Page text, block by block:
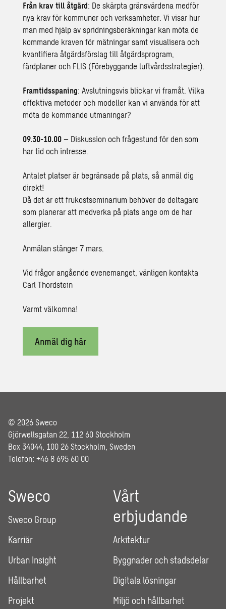
Från krav till åtgärd: De skärpta gränsvärdena medför
nya krav för kommuner och verksamheter. Vi visar hur
man med hjälp av spridningsberäkningar kan möta de
kommande kraven för mätningar samt visualisera och
kvantifiera åtgärdsförslag till åtgärdsprogram,
färdplaner och FLIS (Förebyggande luftvårdsstrategier).
Framtidsspaning: Avslutningsvis blickar vi framåt. Vilka
effektiva metoder och modeller kan vi använda för att
möta de kommande utmaningar?
09.30-10.00 – Diskussion och frågestund för den som
har tid och intresse.
Antalet platser är begränsade på plats, så anmäl dig
direkt!
Då det är ett frukostseminarium behöver de deltagare
som planerar att medverka på plats ange om de har
allergier.
Anmälan stänger 7 mars.
Vid frågor angående evenemanget, vänligen kontakta
Carl Thordstein
Varmt välkomna!
Anmäl dig här
© 2026 Sweco
Gjörwellsgatan 22, 112 60 Stockholm
Box 34044, 100 26 Stockholm, Sweden
Telefon: +46 8 695 60 00
Sweco
Sweco Group
Karriär
Urban Insight
Hållbarhet
Projekt
Vårt
erbjudande
Arkitektur
Byggnader och stadsdelar
Digitala lösningar
Miljö och hållbarhet